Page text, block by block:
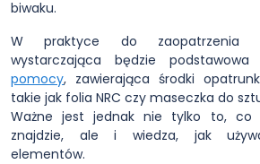
biwaku.
W praktyce do zaopatrzenia
wystarczająca będzie podstawowa
pomocy, zawierająca środki
takie jak folia NRC czy maseczka do
Ważne jest jednak nie tylko to,
znajdzie, ale i wiedza, jak
elementów.